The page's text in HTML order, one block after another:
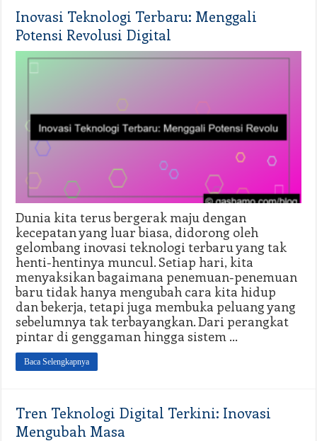
Inovasi Teknologi Terbaru: Menggali
Potensi Revolusi Digital
Dunia kita terus bergerak maju dengan
kecepatan yang luar biasa, didorong oleh
gelombang inovasi teknologi terbaru yang tak
henti-hentinya muncul. Setiap hari, kita
menyaksikan bagaimana penemuan-penemuan
baru tidak hanya mengubah cara kita hidup
dan bekerja, tetapi juga membuka peluang yang
sebelumnya tak terbayangkan. Dari perangkat
pintar di genggaman hingga sistem …
Baca Selengkapnya
Tren Teknologi Digital Terkini: Inovasi
Mengubah Masa